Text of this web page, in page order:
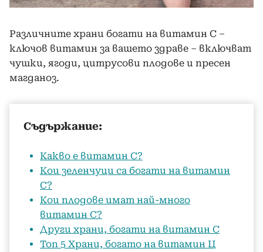
Различните храни богати на витамин С –
ключов витамин за вашето здраве – включват
чушки, ягоди, цитрусови плодове и пресен
магданоз.
Съдържание:
Какво е витамин С?
Кои зеленчуци са богати на витамин
С?
Кои плодове имат най-много
витамин С?
Други храни, богати на витамин С
Топ 5 Храни, богато на витамин Ц